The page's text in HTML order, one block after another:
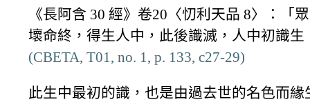
《長阿含 30 經》卷20〈忉利天品 8〉：「
壞命終，得生人中，此後識滅，人中初識
(CBETA, T01, no. 1, p. 133, c27-29)
此生中最初的識，也是由過去世的名色而緣